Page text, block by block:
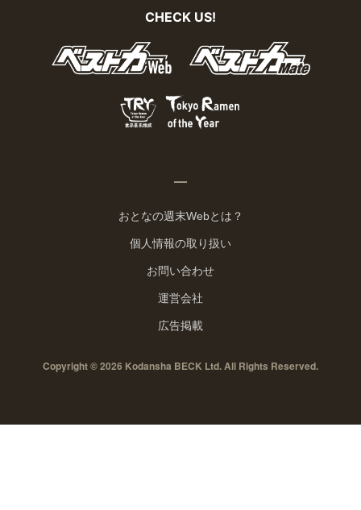
CHECK US!
おとなの週末Webとは？
個人情報の取り扱い
お問い合わせ
運営会社
広告掲載
Copyright © 2026 Kodansha BECK Ltd. All Rights Reserved.